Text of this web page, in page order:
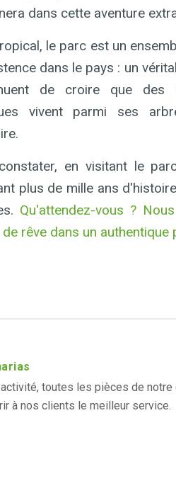
dans cette aventure
le parc est un
dans le pays : un
de croire que
vivent parmi ses
en visitant le
plus de mille ans
Qu'attendez-vous ?
rêve dans un authentique
toutes les pièces de notre
à nos clients le meilleur service.